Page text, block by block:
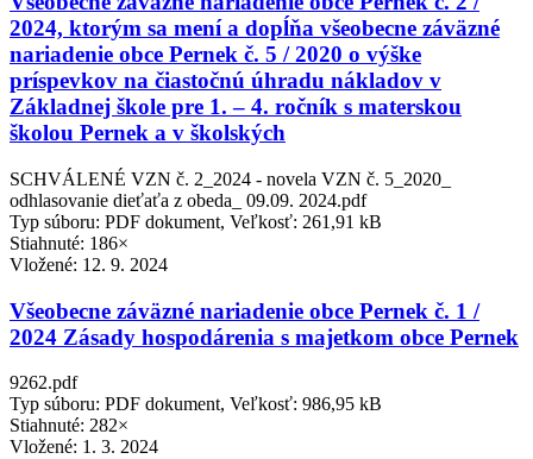
2024, ktorým sa mení a dopĺňa všeobecne záväzné
nariadenie obce Pernek č. 5 / 2020 o výške
príspevkov na čiastočnú úhradu nákladov v
Základnej škole pre 1. – 4. ročník s materskou
školou Pernek a v školských
SCHVÁLENÉ VZN č. 2_2024 - novela VZN č. 5_2020_
odhlasovanie dieťaťa z obeda_ 09.09. 2024.pdf
Typ súboru: PDF dokument, Veľkosť: 261,91 kB
Stiahnuté: 186×
Vložené: 12. 9. 2024
Všeobecne záväzné nariadenie obce Pernek č. 1 /
2024 Zásady hospodárenia s majetkom obce Pernek
9262.pdf
Typ súboru: PDF dokument, Veľkosť: 986,95 kB
Stiahnuté: 282×
Vložené: 1. 3. 2024